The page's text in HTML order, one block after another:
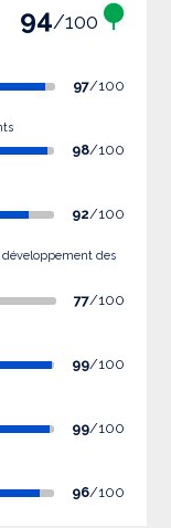
94/100
97/100
98/100
92/100
développement des
77/100
99/100
99/100
96/100